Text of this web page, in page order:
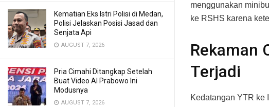
Kematian Eks Istri Polisi di Medan,
Polisi Jelaskan Posisi Jasad dan
Senjata Api
AUGUST 7, 2026
Pria Cimahi Ditangkap Setelah
Buat Video AI Prabowo Ini
Modusnya
AUGUST 7, 2026
menggunakan
ke RSHS karena
Rekaman
Terjadi
Kedatangan YTR ke